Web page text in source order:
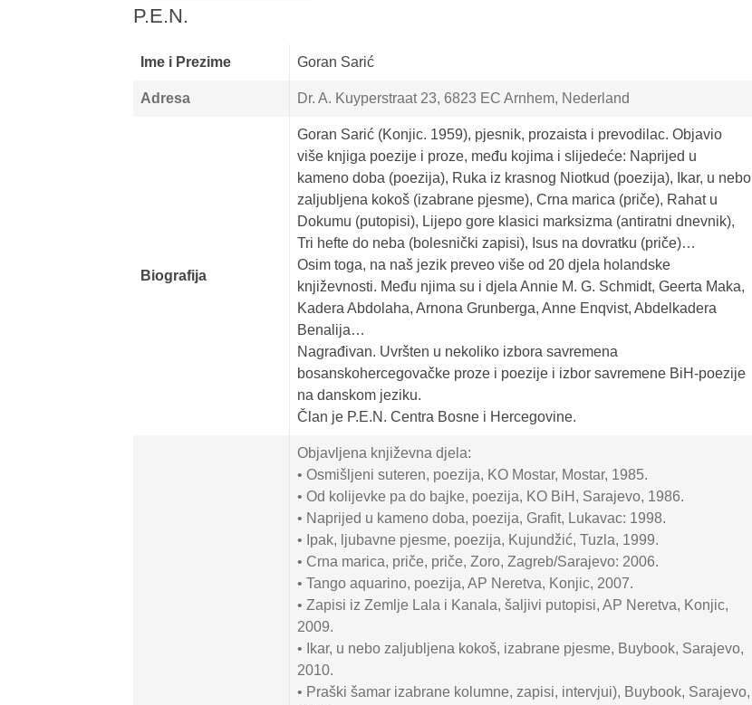
P.E.N.
Ime i Prezime Goran Sarić
Adresa Dr. A. Kuyperstraat 23, 6823 EC Arnhem, Nederland
Biografija
Goran Sarić (Konjic. 1959), pjesnik, prozaista i prevodilac. Objavio
više knjiga poezije i proze, među kojima i slijedeće: Naprijed u
kameno doba (poezija), Ruka iz krasnog Niotkud (poezija), Ikar, u nebo
zaljubljena kokoš (izabrane pjesme), Crna marica (priče), Rahat u
Dokumu (putopisi), Lijepo gore klasici marksizma (antiratni dnevnik),
Tri hefte do neba (bolesnički zapisi), Isus na dovratku (priče)…
Osim toga, na naš jezik preveo više od 20 djela holandske
književnosti. Među njima su i djela Annie M. G. Schmidt, Geerta Maka,
Kadera Abdolaha, Arnona Grunberga, Anne Enqvist, Abdelkadera
Benalija…
Nagrađivan. Uvršten u nekoliko izbora savremena
bosanskohercegovačke proze i poezije i izbor savremene BiH-poezije
na danskom jeziku.
Član je P.E.N. Centra Bosne i Hercegovine.
Objavljena književna djela:
• Osmišljeni suteren, poezija, KO Mostar, Mostar, 1985.
• Od kolijevke pa do bajke, poezija, KO BiH, Sarajevo, 1986.
• Naprijed u kameno doba, poezija, Grafit, Lukavac: 1998.
• Ipak, ljubavne pjesme, poezija, Kujundžić, Tuzla, 1999.
• Crna marica, priče, priče, Zoro, Zagreb/Sarajevo: 2006.
• Tango aquarino, poezija, AP Neretva, Konjic, 2007.
• Zapisi iz Zemlje Lala i Kanala, šaljivi putopisi, AP Neretva, Konjic,
2009.
• Ikar, u nebo zaljubljena kokoš, izabrane pjesme, Buybook, Sarajevo,
2010.
• Praški šamar izabrane kolumne, zapisi, intervjui), Buybook, Sarajevo,